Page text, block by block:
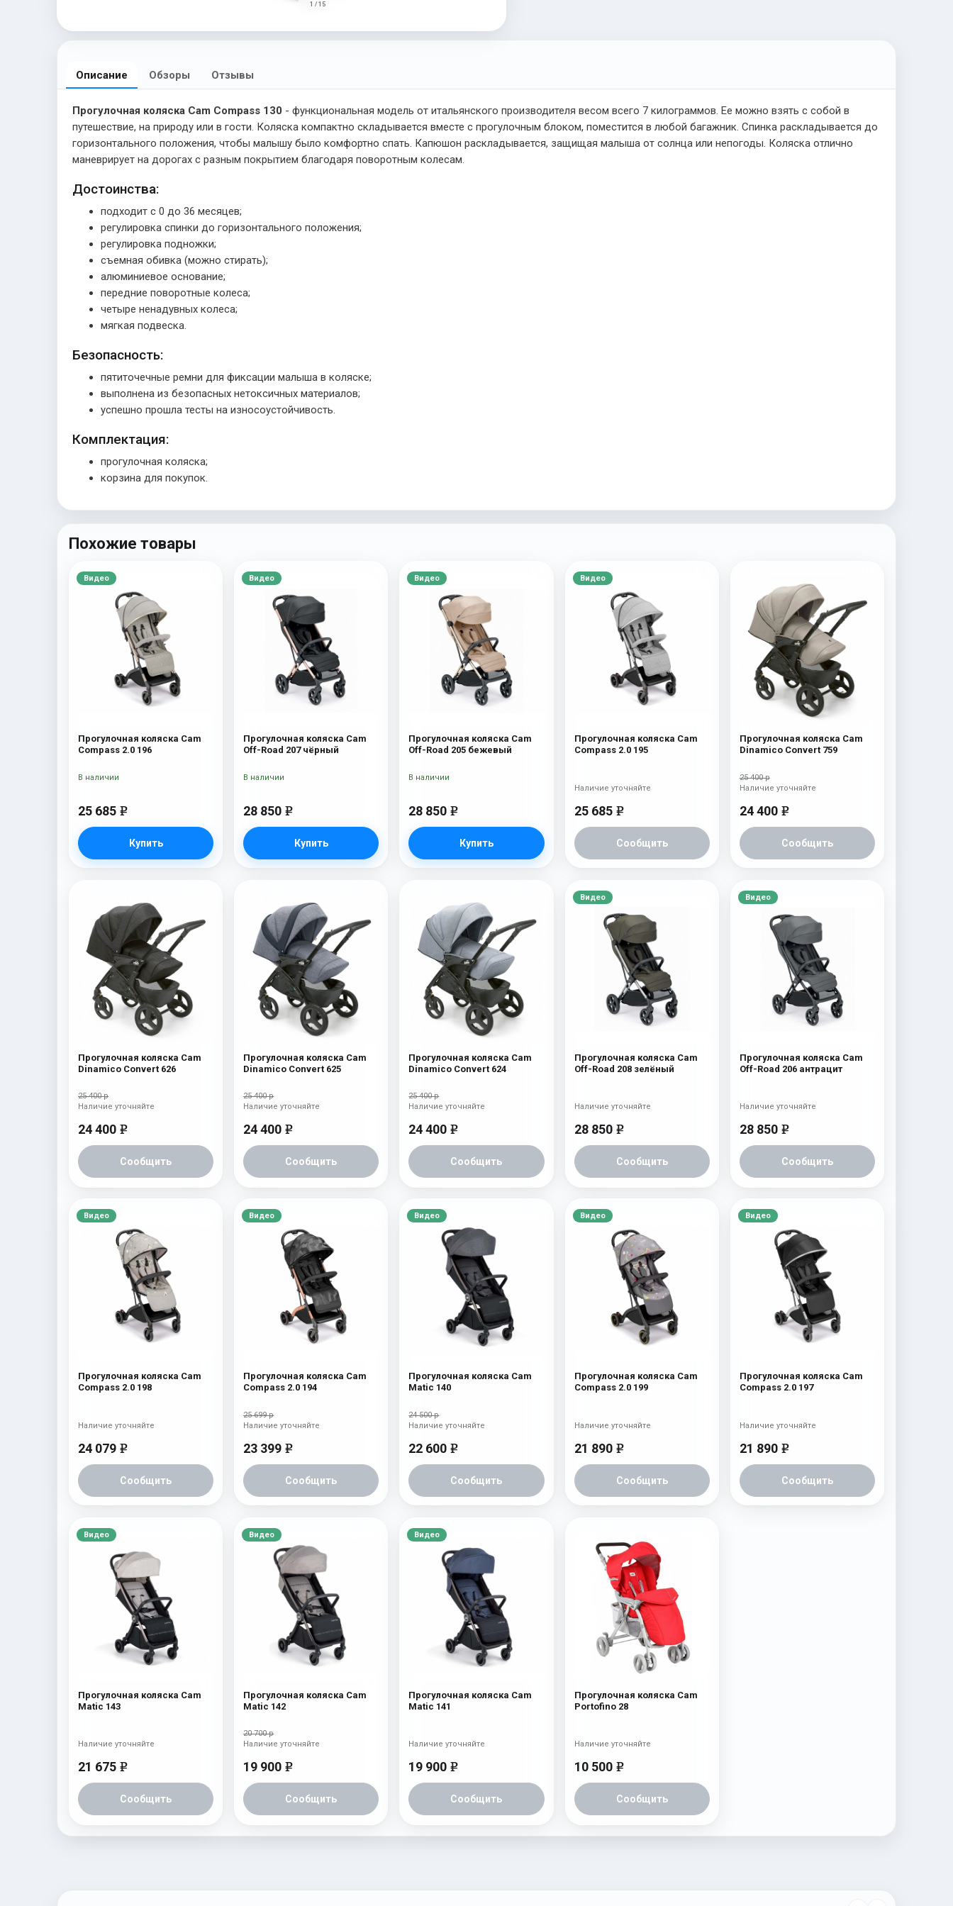
1 / 15
Описание Обзоры Отзывы
Прогулочная коляска Cam Compass 130 - функциональная модель от итальянского производителя весом всего 7 килограммов. Ее можно взять с собой в
путешествие, на природу или в гости. Коляска компактно складывается вместе с прогулочным блоком, поместится в любой багажник. Спинка раскладывается до
горизонтального положения, чтобы малышу было комфортно спать. Капюшон раскладывается, защищая малыша от солнца или непогоды. Коляска отлично
маневрирует на дорогах с разным покрытием благодаря поворотным колесам.
Достоинства:
подходит с 0 до 36 месяцев;
регулировка спинки до горизонтального положения;
регулировка подножки;
съемная обивка (можно стирать);
алюминиевое основание;
передние поворотные колеса;
четыре ненадувных колеса;
мягкая подвеска.
Безопасность:
пятиточечные ремни для фиксации малыша в коляске;
выполнена из безопасных нетоксичных материалов;
успешно прошла тесты на износоустойчивость.
Комплектация:
прогулочная коляска;
корзина для покупок.
Похожие товары
Видео
Прогулочная коляска Cam
Compass 2.0 196
25 685 e
Купить
В наличии
Видео
Прогулочная коляска Cam
Off-Road 207 чёрный
28 850 e
Купить
В наличии
Видео
Прогулочная коляска Cam
Off-Road 205 бежевый
28 850 e
Купить
В наличии
Видео
Прогулочная коляска Cam
Compass 2.0 195
25 685 e
Сообщить
Наличие уточняйте
Прогулочная коляска Cam
Dinamico Convert 759
25 400 р
24 400 e
Сообщить
Наличие уточняйте
Прогулочная коляска Cam
Dinamico Convert 626
25 400 р
24 400 e
Сообщить
Наличие уточняйте
Прогулочная коляска Cam
Dinamico Convert 625
25 400 р
24 400 e
Сообщить
Наличие уточняйте
Прогулочная коляска Cam
Dinamico Convert 624
25 400 р
24 400 e
Сообщить
Наличие уточняйте
Видео
Прогулочная коляска Cam
Off-Road 208 зелёный
28 850 e
Сообщить
Наличие уточняйте
Видео
Прогулочная коляска Cam
Off-Road 206 антрацит
28 850 e
Сообщить
Наличие уточняйте
Видео
Прогулочная коляска Cam
Compass 2.0 198
24 079 e
Сообщить
Наличие уточняйте
Видео
Прогулочная коляска Cam
Compass 2.0 194
25 699 р
23 399 e
Сообщить
Наличие уточняйте
Видео
Прогулочная коляска Cam
Matic 140
24 500 р
22 600 e
Сообщить
Наличие уточняйте
Видео
Прогулочная коляска Cam
Compass 2.0 199
21 890 e
Сообщить
Наличие уточняйте
Видео
Прогулочная коляска Cam
Compass 2.0 197
21 890 e
Сообщить
Наличие уточняйте
Видео
Прогулочная коляска Cam
Matic 143
21 675 e
Сообщить
Наличие уточняйте
Видео
Прогулочная коляска Cam
Matic 142
20 700 р
19 900 e
Сообщить
Наличие уточняйте
Видео
Прогулочная коляска Cam
Matic 141
19 900 e
Сообщить
Наличие уточняйте
Прогулочная коляска Cam
Portofino 28
10 500 e
Сообщить
Наличие уточняйте